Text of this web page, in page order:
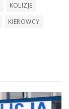
KOLIZJE
KIEROWCY